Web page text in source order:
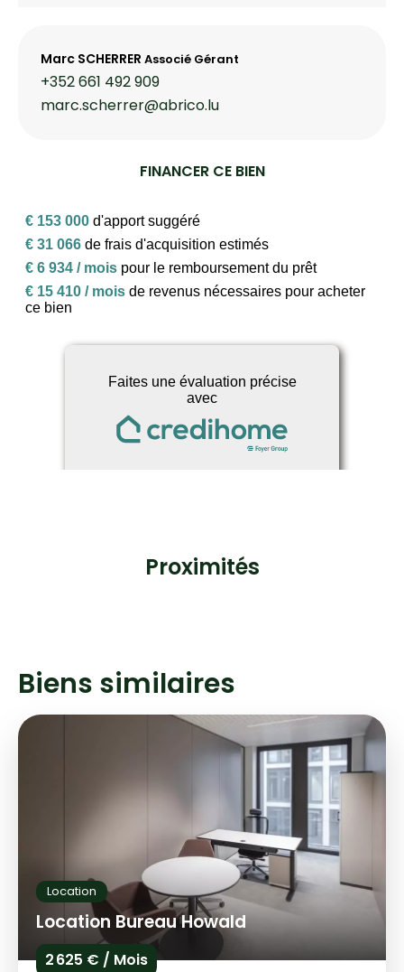
Marc SCHERRER Associé Gérant
+352 661 492 909
marc.scherrer@abrico.lu
FINANCER CE BIEN
Proximités
Biens similaires
Location
Location Bureau Howald
2 625 € / Mois